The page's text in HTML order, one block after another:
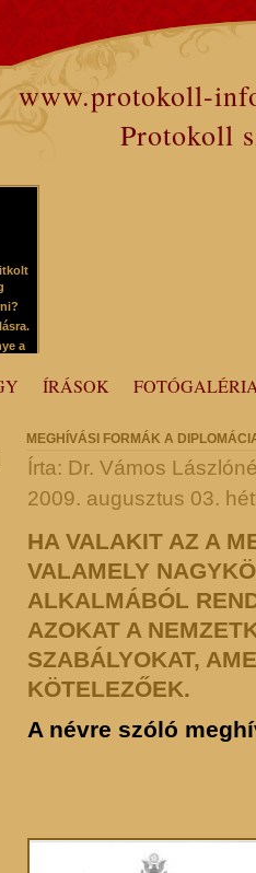
www.protokoll-
Protokoll
a
ÍRÁSOK
MEGHÍVÁSI FORMÁK A
Írta: Dr. Vámos
2009. augusztus 03.
HA VALAKIT AZ A
VALAMELY
ALKALMÁBÓL
AZOKAT A
SZABÁLYOKAT,
KÖTELEZŐEK.
A névre szóló